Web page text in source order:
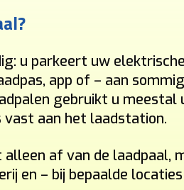
u parkeert uw
app of – aan
gebruikt u meestal
aan het laadstation.
af van de laadpaal,
en – bij bepaalde